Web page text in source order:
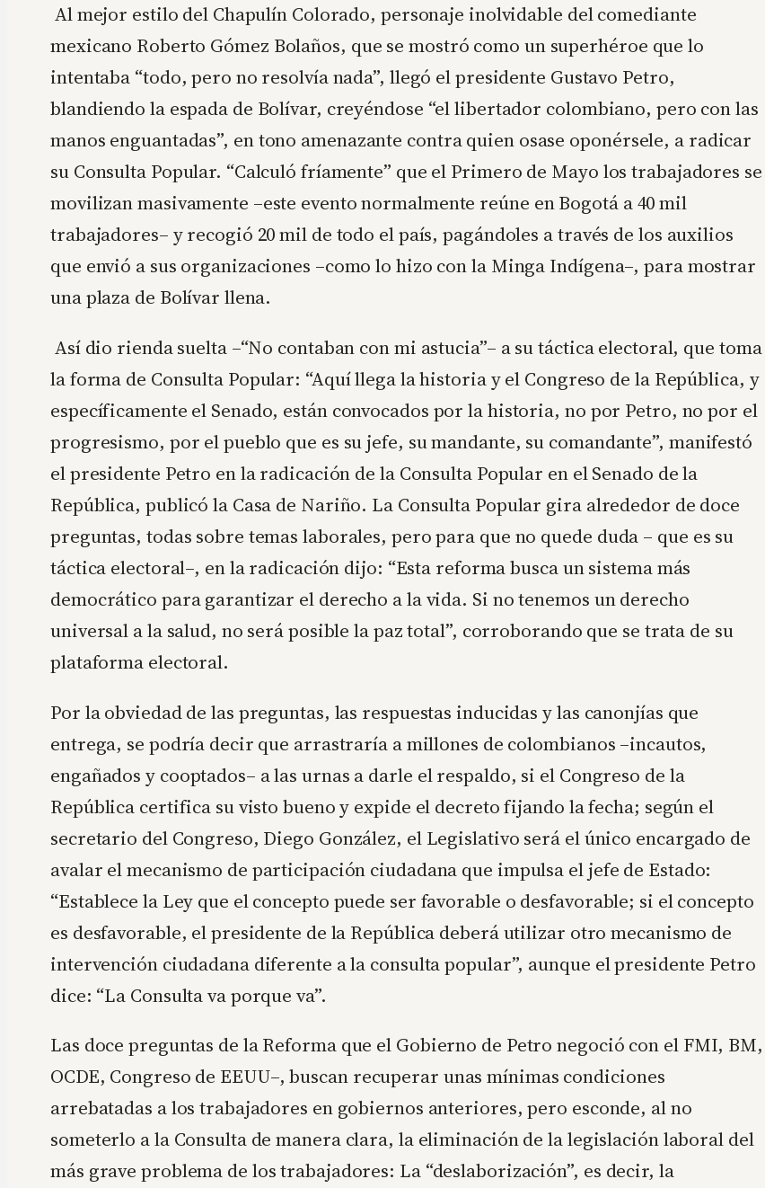
Al mejor estilo del Chapulín Colorado, personaje inolvidable del comediante
mexicano Roberto Gómez Bolaños, que se mostró como un superhéroe que lo
intentaba “todo, pero no resolvía nada”, llegó el presidente Gustavo Petro,
blandiendo la espada de Bolívar, creyéndose “el libertador colombiano, pero con las
manos enguantadas”, en tono amenazante contra quien osase oponérsele, a radicar
su Consulta Popular. “Calculó fríamente” que el Primero de Mayo los trabajadores se
movilizan masivamente –este evento normalmente reúne en Bogotá a 40 mil
trabajadores– y recogió 20 mil de todo el país, pagándoles a través de los auxilios
que envió a sus organizaciones –como lo hizo con la Minga Indígena–, para mostrar
una plaza de Bolívar llena.
Así dio rienda suelta –“No contaban con mi astucia”– a su táctica electoral, que toma
la forma de Consulta Popular: “Aquí llega la historia y el Congreso de la República, y
específicamente el Senado, están convocados por la historia, no por Petro, no por el
progresismo, por el pueblo que es su jefe, su mandante, su comandante”, manifestó
el presidente Petro en la radicación de la Consulta Popular en el Senado de la
República, publicó la Casa de Nariño. La Consulta Popular gira alrededor de doce
preguntas, todas sobre temas laborales, pero para que no quede duda – que es su
táctica electoral–, en la radicación dijo: “Esta reforma busca un sistema más
democrático para garantizar el derecho a la vida. Si no tenemos un derecho
universal a la salud, no será posible la paz total”, corroborando que se trata de su
plataforma electoral.
Por la obviedad de las preguntas, las respuestas inducidas y las canonjías que
entrega, se podría decir que arrastraría a millones de colombianos –incautos,
engañados y cooptados– a las urnas a darle el respaldo, si el Congreso de la
República certifica su visto bueno y expide el decreto fijando la fecha; según el
secretario del Congreso, Diego González, el Legislativo será el único encargado de
avalar el mecanismo de participación ciudadana que impulsa el jefe de Estado:
“Establece la Ley que el concepto puede ser favorable o desfavorable; si el concepto
es desfavorable, el presidente de la República deberá utilizar otro mecanismo de
intervención ciudadana diferente a la consulta popular”, aunque el presidente Petro
dice: “La Consulta va porque va”.
Las doce preguntas de la Reforma que el Gobierno de Petro negoció con el FMI, BM,
OCDE, Congreso de EEUU–, buscan recuperar unas mínimas condiciones
arrebatadas a los trabajadores en gobiernos anteriores, pero esconde, al no
someterlo a la Consulta de manera clara, la eliminación de la legislación laboral del
más grave problema de los trabajadores: La “deslaborización”, es decir, la